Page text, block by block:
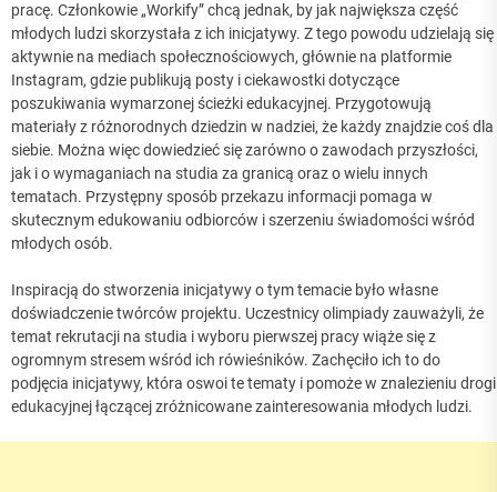
pracę. Członkowie „Workify” chcą jednak, by jak największa część
młodych ludzi skorzystała z ich inicjatywy. Z tego powodu udzielają się
aktywnie na mediach społecznościowych, głównie na platformie
Instagram, gdzie publikują posty i ciekawostki dotyczące
poszukiwania wymarzonej ścieżki edukacyjnej. Przygotowują
materiały z różnorodnych dziedzin w nadziei, że każdy znajdzie coś dla
siebie. Można więc dowiedzieć się zarówno o zawodach przyszłości,
jak i o wymaganiach na studia za granicą oraz o wielu innych
tematach. Przystępny sposób przekazu informacji pomaga w
skutecznym edukowaniu odbiorców i szerzeniu świadomości wśród
młodych osób.
Inspiracją do stworzenia inicjatywy o tym temacie było własne
doświadczenie twórców projektu. Uczestnicy olimpiady zauważyli, że
temat rekrutacji na studia i wyboru pierwszej pracy wiąże się z
ogromnym stresem wśród ich rówieśników. Zachęciło ich to do
podjęcia inicjatywy, która oswoi te tematy i pomoże w znalezieniu drogi
edukacyjnej łączącej zróżnicowane zainteresowania młodych ludzi.